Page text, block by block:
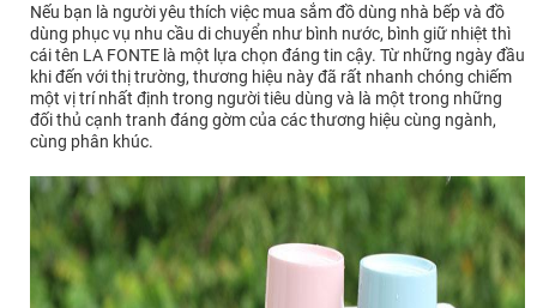
Nếu bạn là người yêu thích việc mua sắm đồ dùng nhà bếp và đồ
dùng phục vụ nhu cầu di chuyển như bình nước, bình giữ nhiệt thì
cái tên LA FONTE là một lựa chọn đáng tin cậy. Từ những ngày đầu
khi đến với thị trường, thương hiệu này đã rất nhanh chóng chiếm
một vị trí nhất định trong người tiêu dùng và là một trong những
đối thủ cạnh tranh đáng gờm của các thương hiệu cùng ngành,
cùng phân khúc.